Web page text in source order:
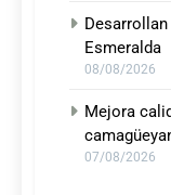
Esmeralda
08/08/2026
Mejora
07/08/2026